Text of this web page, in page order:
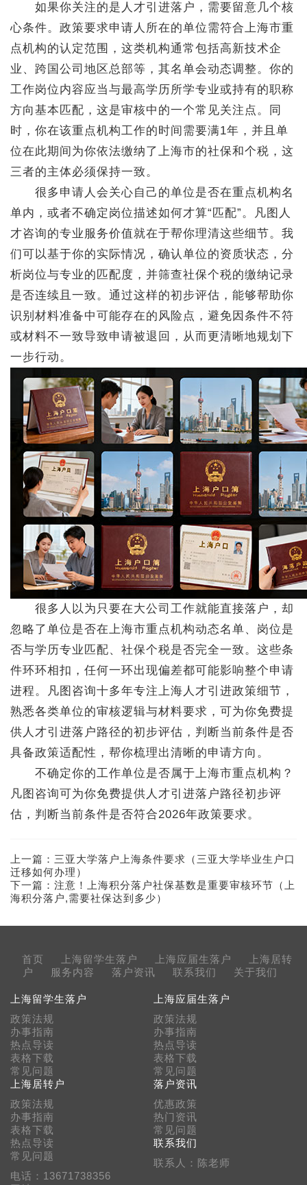
如果你关注的是人才引进落户，需要留意几个核
心条件。政策要求申请人所在的单位需符合上海市重
点机构的认定范围，这类机构通常包括高新技术企
业、跨国公司地区总部等，其名单会动态调整。你的
工作岗位内容应当与最高学历所学专业或持有的职称
方向基本匹配，这是审核中的一个常见关注点。同
时，你在该重点机构工作的时间需要满1年，并且单
位在此期间为你依法缴纳了上海市的社保和个税，这
三者的主体必须保持一致。
很多申请人会关心自己的单位是否在重点机构名
单内，或者不确定岗位描述如何才算“匹配”。凡图人
才咨询的专业服务价值就在于帮你理清这些细节。我
们可以基于你的实际情况，确认单位的资质状态，分
析岗位与专业的匹配度，并筛查社保个税的缴纳记录
是否连续且一致。通过这样的初步评估，能够帮助你
识别材料准备中可能存在的风险点，避免因条件不符
或材料不一致导致申请被退回，从而更清晰地规划下
一步行动。
很多人以为只要在大公司工作就能直接落户，却
忽略了单位是否在上海市重点机构动态名单、岗位是
否与学历专业匹配、社保个税是否完全一致。这些条
件环环相扣，任何一环出现偏差都可能影响整个申请
进程。凡图咨询十多年专注上海人才引进政策细节，
熟悉各类单位的审核逻辑与材料要求，可为你免费提
供人才引进落户路径的初步评估，判断当前条件是否
具备政策适配性，帮你梳理出清晰的申请方向。
不确定你的工作单位是否属于上海市重点机构？
凡图咨询可为你免费提供人才引进落户路径初步评
估，判断当前条件是否符合2026年政策要求。
上一篇： 三亚大学落户上海条件要求（三亚大学毕业生户口
迁移如何办理）
下一篇： 注意！上海积分落户社保基数是重要审核环节（上
海积分落户,需要社保达到多少）
首页 上海留学生落户 上海应届生落户
上海居转
户
服务内容 落户资讯 联系我们 关于我们
上海留学生落户
政策法规
办事指南
热点导读
表格下载
常见问题
上海应届生落户
政策法规
办事指南
热点导读
表格下载
常见问题
上海居转户
政策法规
办事指南
表格下载
热点导读
常见问题
落户资讯
优惠政策
热门资讯
常见问题
联系我们
联系人：陈老师
电话：13671738356